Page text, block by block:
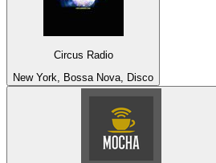
Circus Radio
New York, Bossa Nova, Disco